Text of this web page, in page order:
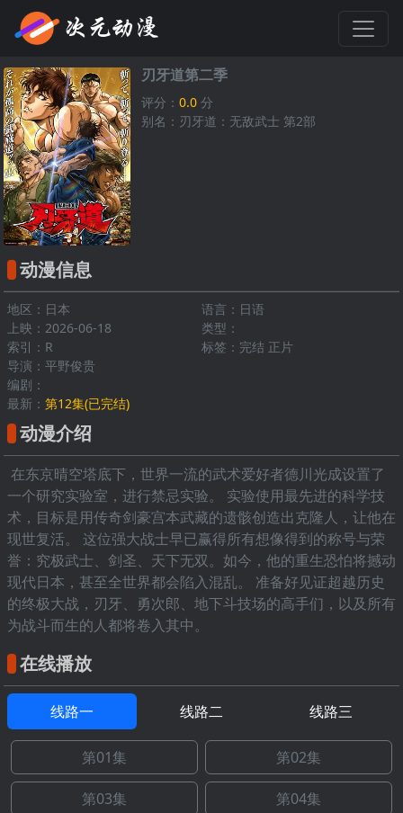
刃牙道第二季
评分：0.0 分
别名：刃牙道：无敌武士 第2部
动漫信息
地区：日本
语言：日语
上映：2026-06-18
类型：
索引：R
标签：完结 正片
导演：平野俊贵
编剧：
最新： 第12集(已完结)
动漫介绍
在东京晴空塔底下，世界一流的武术爱好者德川光成设置了
一个研究实验室，进行禁忌实验。 实验使用最先进的科学技
术，目标是用传奇剑豪宫本武藏的遗骸创造出克隆人，让他在
现世复活。 这位强大战士早已赢得所有想像得到的称号与荣
誉：究极武士、剑圣、天下无双。如今，他的重生恐怕将撼动
现代日本，甚至全世界都会陷入混乱。 准备好见证超越历史
的终极大战，刃牙、勇次郎、地下斗技场的高手们，以及所有
为战斗而生的人都将卷入其中。
在线播放
线路一 线路二 线路三
第01集 第02集
第03集 第04集